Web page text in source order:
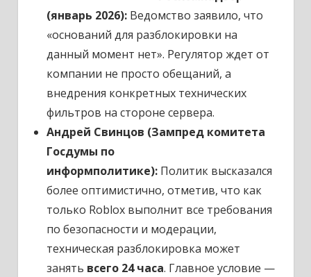
(январь 2026):Ведомство заявило, что
«оснований для разблокировки на
данный момент нет». Регулятор ждет от
компании не просто обещаний, а
внедрения конкретных технических
фильтров на стороне сервера.
Андрей Свинцов (Зампред комитета
Госдумы по
информполитике):Политик высказался
более оптимистично, отметив, что как
только Roblox выполнит все требования
по безопасности и модерации,
техническая разблокировка может
занять всего 24 часа. Главное условие —